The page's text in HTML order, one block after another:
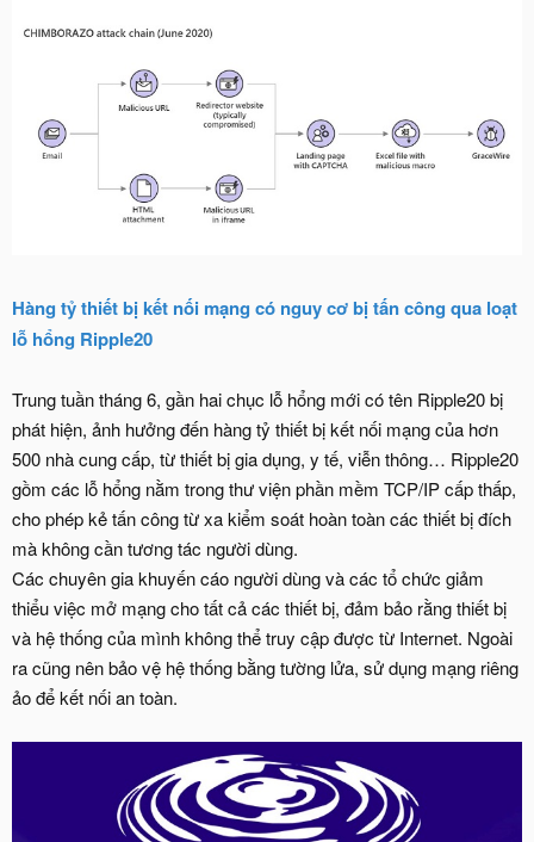
Hàng tỷ thiết bị kết nối mạng có nguy cơ bị tấn công qua loạt
lỗ hổng Ripple20
Trung tuần tháng 6, gần hai chục lỗ hổng mới có tên Ripple20 bị
phát hiện, ảnh hưởng đến hàng tỷ thiết bị kết nối mạng của hơn
500 nhà cung cấp, từ thiết bị gia dụng, y tế, viễn thông… Ripple20
gồm các lỗ hổng nằm trong thư viện phần mềm TCP/IP cấp thấp,
cho phép kẻ tấn công từ xa kiểm soát hoàn toàn các thiết bị đích
mà không cần tương tác người dùng.
Các chuyên gia khuyến cáo người dùng và các tổ chức giảm
thiểu việc mở mạng cho tất cả các thiết bị, đảm bảo rằng thiết bị
và hệ thống của mình không thể truy cập được từ Internet. Ngoài
ra cũng nên bảo vệ hệ thống bằng tường lửa, sử dụng mạng riêng
ảo để kết nối an toàn.